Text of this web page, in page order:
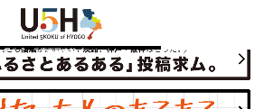
県公式・兵庫五国連邦プロジェクト